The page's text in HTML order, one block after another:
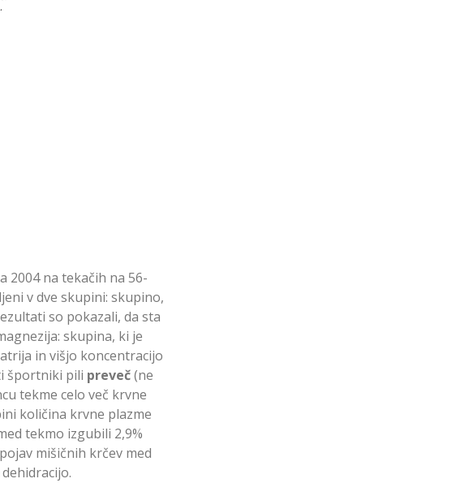
2004 na tekačih na 56-
v dve skupini: skupino,
so pokazali, da sta
skupina, ki je
in višjo koncentracijo
športniki pili preveč(ne
tekme celo več krvne
količina krvne plazme
tekmo izgubili 2,9%
mišičnih krčev med